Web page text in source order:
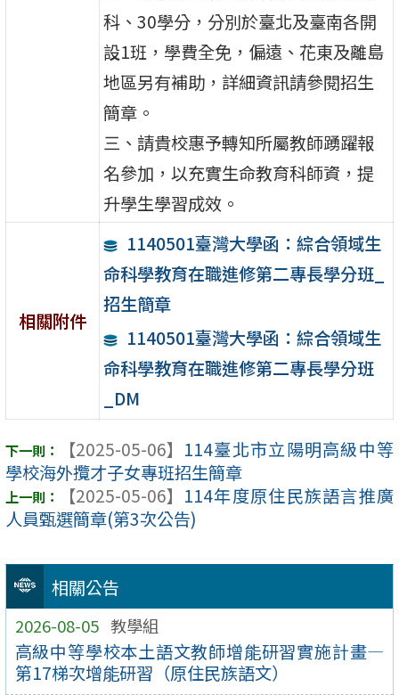
相關公告
2026-08-05 教學組
高級中等學校本土語文教師增能研習實施計畫—
第17梯次增能研習（原住民族語文）
科、30學分，分別於臺北及臺南各開
設1班，學費全免，偏遠、花東及離島
地區另有補助，詳細資訊請參閱招生
簡章。
三、請貴校惠予轉知所屬教師踴躍報
名參加，以充實生命教育科師資，提
升學生學習成效。
相關附件
1140501臺灣大學函：綜合領域生
命科學教育在職進修第二專長學分班_
招生簡章
1140501臺灣大學函：綜合領域生
命科學教育在職進修第二專長學分班
_DM
【2025-05-06】 114臺北市立陽明高級中等
學校海外攬才子女專班招生簡章
【2025-05-06】 114年度原住民族語言推廣
人員甄選簡章(第3次公告)